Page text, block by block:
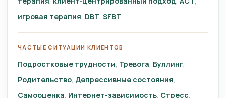
игровая терапия DBT SFBT
ЧАСТЫЕ СИТУАЦИИ КЛИЕНТОВ
Подростковые трудности Тревога Буллинг
Родительство Депрессивные состояния
Самооценка Интернет-зависимость Стресс